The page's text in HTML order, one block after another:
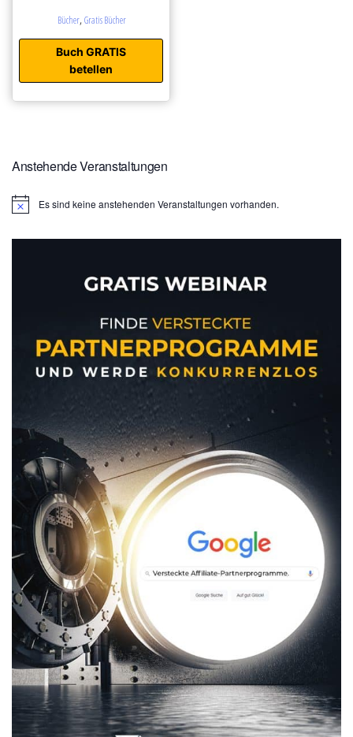
Bücher,Gratis Bücher
Buch GRATIS
betellen
Anstehende Veranstaltungen
H
Es sind keine anstehenden Veranstaltungen vorhanden.